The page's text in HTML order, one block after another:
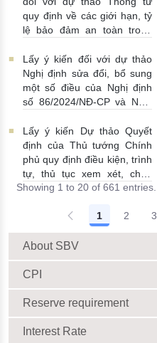
08/07/2026 | 11:21:00
quy định về các giới hạn, tỷ
lệ bảo đảm an toàn trong
thương mại, chi nhánh ngân
hàng nước ngoài
25/06/2026 | 16:00:00
Lấy ý kiến đối với dự thảo
Nghị định sửa đổi, bổ sung
một số điều của Nghị định
số 86/2024/NĐ-CP và Nghị
22/06/2026 | 09:13:00
Lấy ý kiến Dự thảo Quyết
định của Thủ tướng Chính
phủ quy định điều kiện, trình
tự, thủ tục xem xét, chấp
thuận cho Tổ chức kinh tế
lãnh cho người không cư trú
18/06/2026 | 15:57:00
Showing 1 to 20 of 661 entries.
1 2 3
About SBV
CPI
Reserve requirement
Interest Rate